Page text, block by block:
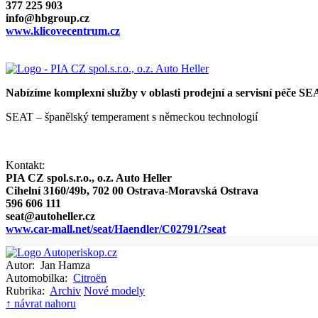
377 225 903
info@hbgroup.cz
www.klicovecentrum.cz
Nabízíme komplexní služby v oblasti prodejní a servisní péče
SEAT – španělský temperament s německou technologií
Kontakt:
PIA CZ spol.s.r.o., o.z. Auto Heller
Cihelní 3160/49b, 702 00 Ostrava-Moravská Ostrava
596 606 111
seat@autoheller.cz
www.car-mall.net/seat/Haendler/C02791/?seat
Autor: Jan Hamza
Automobilka: Citroën
Rubrika: Archiv Nové modely
↑ návrat nahoru